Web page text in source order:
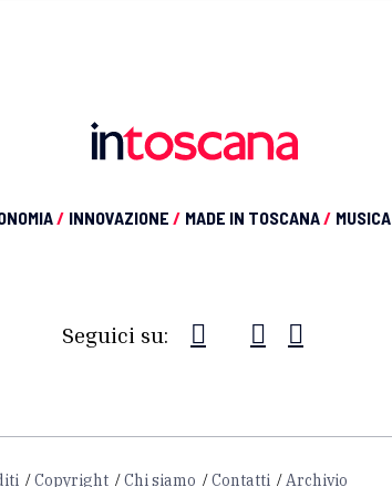
/ INNOVAZIONE / MADE IN TOSCANA/ MUSICA
Seguici su:
Copyright Chi siamo Contatti Archivio